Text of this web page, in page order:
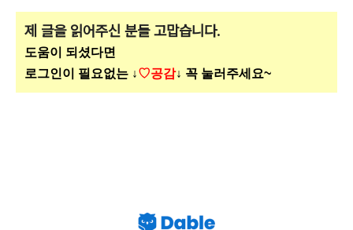
제 글을 읽어주신 분들 고맙습니다.
도움이 되셨다면
로그인이 필요없는 ↓♡공감↓ 꼭 눌러주세요~